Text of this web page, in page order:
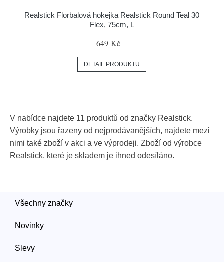
Realstick Florbalová hokejka Realstick Round Teal 30
Flex, 75cm, L
649 Kč
DETAIL PRODUKTU
V nabídce najdete 11 produktů od značky Realstick.
Výrobky jsou řazeny od nejprodávanějších, najdete mezi
nimi také zboží v akci a ve výprodeji. Zboží od výrobce
Realstick, které je skladem je ihned odesíláno.
Všechny značky
Novinky
Slevy